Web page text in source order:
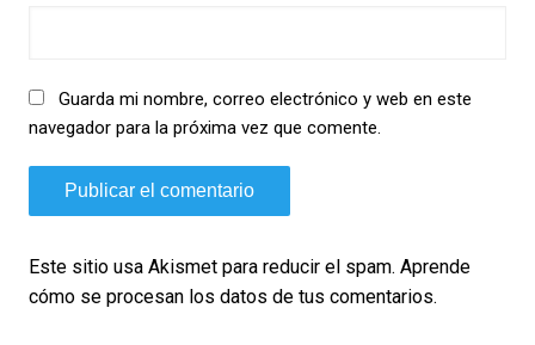
Guarda mi nombre, correo electrónico y web en este
navegador para la próxima vez que comente.
Este sitio usa Akismet para reducir el spam. Aprende
cómo se procesan los datos de tus comentarios.